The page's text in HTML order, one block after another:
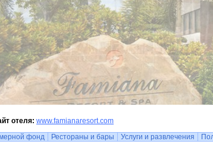
отеля: www.famianaresort.com
фонд
Рестораны и бары Услуги и развлечения